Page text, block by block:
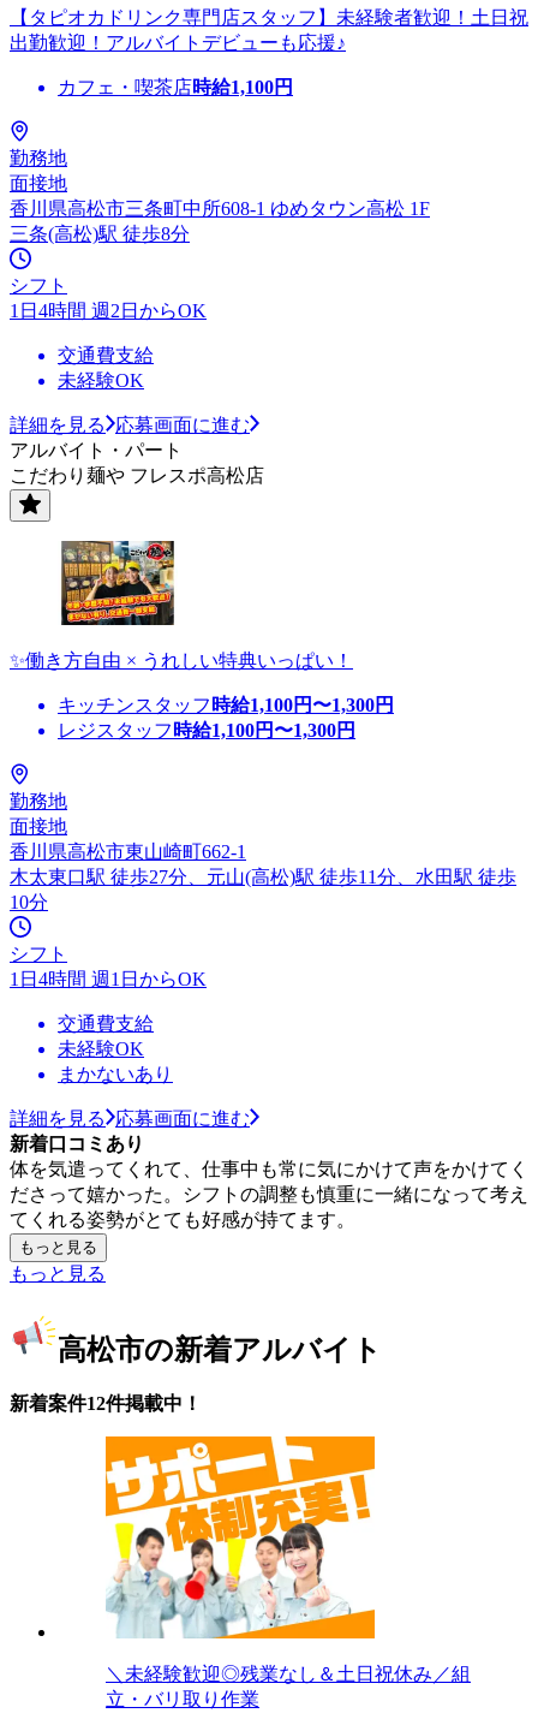
【タピオカドリンク専門店スタッフ】未経験者歓迎！土日祝
出勤歓迎！アルバイトデビューも応援♪
カフェ・喫茶店時給1,100円
勤務地
面接地
香川県高松市三条町中所608-1 ゆめタウン高松 1F
三条(高松)駅 徒歩8分
シフト
1日4時間 週2日からOK
交通費支給
未経験OK
詳細を見る
応募画面に進む
アルバイト・パート
こだわり麺や フレスポ高松店
✨働き方自由 × うれしい特典いっぱい！
キッチンスタッフ 時給1,100円〜1,300円
レジスタッフ 時給1,100円〜1,300円
勤務地
面接地
香川県高松市東山崎町662-1
木太東口駅 徒歩27分、元山(高松)駅 徒歩11分、水田駅 徒歩
10分
シフト
1日4時間 週1日からOK
交通費支給
未経験OK
まかないあり
詳細を見る
応募画面に進む
新着口コミあり
体を気遣ってくれて、仕事中も常に気にかけて声をかけてく
ださって嬉かった。シフトの調整も慎重に一緒になって考え
てくれる姿勢がとても好感が持てます。
もっと見る
もっと見る
高松市の新着アルバイト
新着案件12件掲載中！
＼未経験歓迎◎残業なし＆土日祝休み／組
立・バリ取り作業